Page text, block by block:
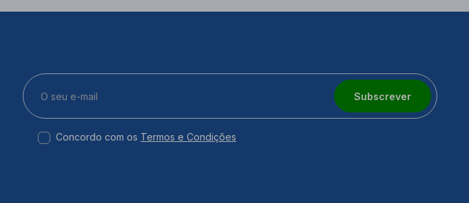
Subscrever
Concordo com os Termos e Condições